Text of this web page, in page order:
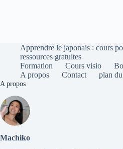
Apprendre le japonais : cours
ressources gratuites
Formation
Cours visio
A propos
Contact plan
A propos
Machiko